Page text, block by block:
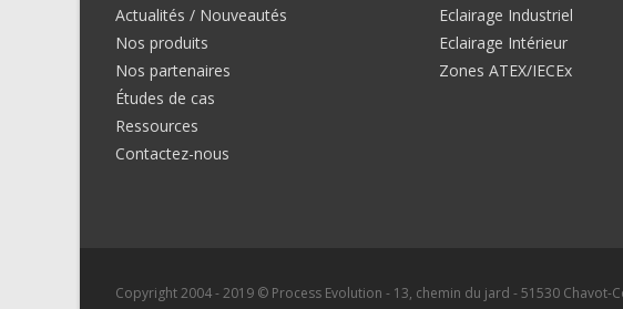
Actualités / Nouveautés
Nos produits
Nos partenaires
Études de cas
Ressources
Contactez-nous
Eclairage Industriel
Eclairage Intérieur
Zones ATEX/IECEx
Copyright 2004 - 2019 © Process Evolution - 13, chemin du jard - 51530 Chavot-